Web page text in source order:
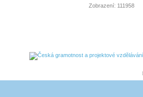
Zobrazení: 111958